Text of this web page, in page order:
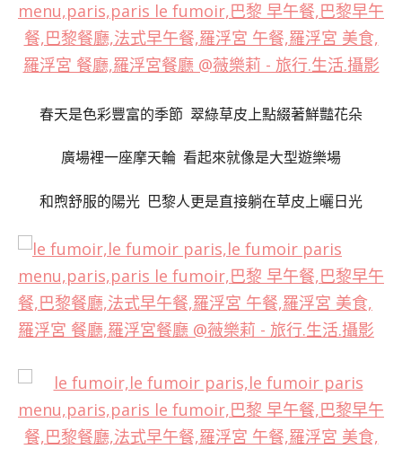
春天是色彩豐富的季節 翠綠草皮上點綴著鮮豔花朵
廣場裡一座摩天輪 看起來就像是大型遊樂場
和煦舒服的陽光 巴黎人更是直接躺在草皮上曬日光